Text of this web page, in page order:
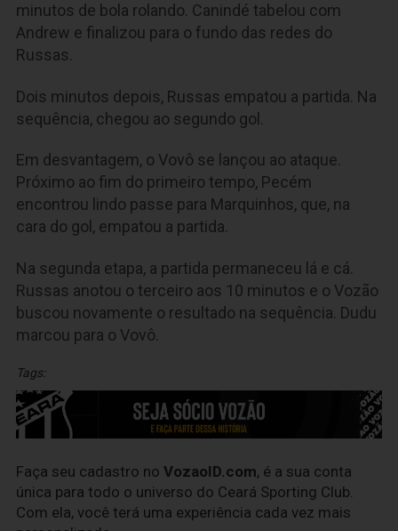
minutos de bola rolando. Canindé tabelou com
Andrew e finalizou para o fundo das redes do
Russas.
Dois minutos depois, Russas empatou a partida. Na
sequência, chegou ao segundo gol.
Em desvantagem, o Vovô se lançou ao ataque.
Próximo ao fim do primeiro tempo, Pecém
encontrou lindo passe para Marquinhos, que, na
cara do gol, empatou a partida.
Na segunda etapa, a partida permaneceu lá e cá.
Russas anotou o terceiro aos 10 minutos e o Vozão
buscou novamente o resultado na sequência. Dudu
marcou para o Vovô.
Tags:
Faça seu cadastro no VozaoID.com, é a sua conta
única para todo o universo do Ceará Sporting Club.
Com ela, você terá uma experiência cada vez mais